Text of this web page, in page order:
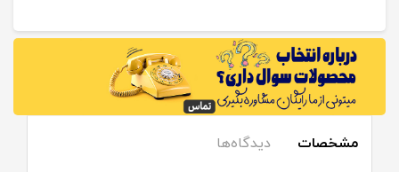
مشخصات دیدگاه‌ها